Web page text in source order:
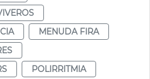
MENUDA FIRA
POLIRRITMIA